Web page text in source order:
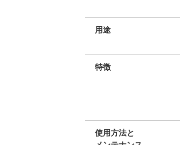
用途
特徴
使用方法と